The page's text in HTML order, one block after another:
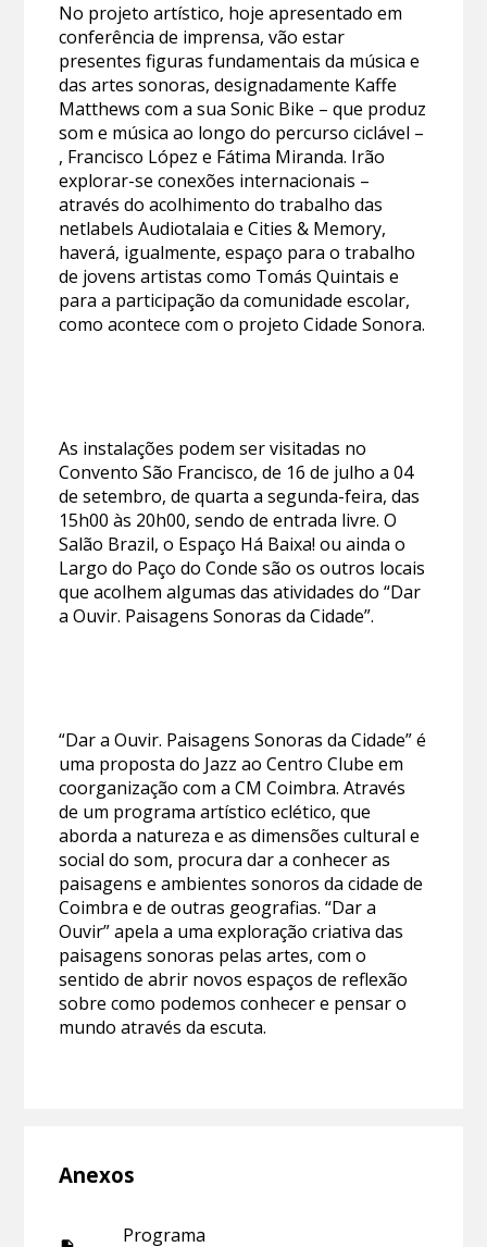
No projeto artístico, hoje apresentado em
conferência de imprensa, vão estar
presentes figuras fundamentais da música e
das artes sonoras, designadamente Kaffe
Matthews com a sua Sonic Bike – que produz
som e música ao longo do percurso ciclável –
, Francisco López e Fátima Miranda. Irão
explorar-se conexões internacionais –
através do acolhimento do trabalho das
netlabels Audiotalaia e Cities & Memory,
haverá, igualmente, espaço para o trabalho
de jovens artistas como Tomás Quintais e
para a participação da comunidade escolar,
como acontece com o projeto Cidade Sonora.
As instalações podem ser visitadas no
Convento São Francisco, de 16 de julho a 04
de setembro, de quarta a segunda-feira, das
15h00 às 20h00, sendo de entrada livre. O
Salão Brazil, o Espaço Há Baixa! ou ainda o
Largo do Paço do Conde são os outros locais
que acolhem algumas das atividades do “Dar
a Ouvir. Paisagens Sonoras da Cidade”.
“Dar a Ouvir. Paisagens Sonoras da Cidade” é
uma proposta do Jazz ao Centro Clube em
coorganização com a CM Coimbra. Através
de um programa artístico eclético, que
aborda a natureza e as dimensões cultural e
social do som, procura dar a conhecer as
paisagens e ambientes sonoros da cidade de
Coimbra e de outras geografias. “Dar a
Ouvir” apela a uma exploração criativa das
paisagens sonoras pelas artes, com o
sentido de abrir novos espaços de reflexão
sobre como podemos conhecer e pensar o
mundo através da escuta.
Anexos
Programa